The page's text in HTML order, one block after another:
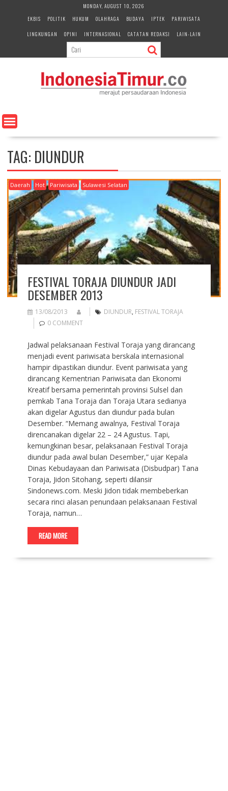
e
n
MONDAY, AUGUST 10, 2026
EKBIS
POLITIK HUKUM OLAHRAGA BUDAYA IPTEK
PARIWISATA
LINGKUNGAN
OPINI INTERNASIONAL CATATAN REDAKSI LAIN-LAIN
TAG: DIUNDUR
Daerah Hot Pariwisata Sulawesi Selatan
FESTIVAL TORAJA DIUNDUR JADI
DESEMBER 2013
13/08/2013 DIUNDUR, FESTIVAL TORAJA
0 COMMENT
Jadwal pelaksanaan Festival Toraja yang dirancang
menjadi event pariwisata berskala internasional
hampir dipastikan diundur. Event pariwisata yang
dirancang Kementrian Pariwisata dan Ekonomi
Kreatif bersama pemerintah provinsi Sulsel dan
pemkab Tana Toraja dan Toraja Utara sedianya
akan digelar Agustus dan diundur pada bulan
Desember. “Memang awalnya, Festival Toraja
direncanakan digelar 22 – 24 Agustus. Tapi,
kemungkinan besar, pelaksanaan Festival Toraja
diundur pada awal bulan Desember,” ujar Kepala
Dinas Kebudayaan dan Pariwisata (Disbudpar) Tana
Toraja, Jidon Sitohang, seperti dilansir
Sindonews.com. Meski Jidon tidak membeberkan
secara rinci alasan penundaan pelaksanaan Festival
Toraja, namun…
READ MORE